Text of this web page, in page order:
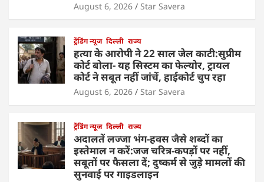
August 6, 2026 Star Savera
ट्रेंडिंग न्यूज दिल्ली राज्य
हत्या के आरोपी ने 22 साल जेल काटी:सुप्रीम
कोर्ट बोला- यह सिस्टम का फेल्योर, ट्रायल
कोर्ट ने सबूत नहीं जांचें, हाईकोर्ट चुप रहा
August 6, 2026 Star Savera
ट्रेंडिंग न्यूज दिल्ली राज्य
अदालतें लज्जा भंग-हवस जैसे शब्दों का
इस्तेमाल न करें:जज चरित्र-कपड़ों पर नहीं,
सबूतों पर फैसला दें; दुष्कर्म से जुड़े मामलों की
सुनवाई पर गाइडलाइन